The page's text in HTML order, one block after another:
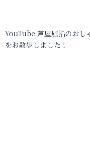
YouTube 芦屋屈指のおし
をお散歩しました！